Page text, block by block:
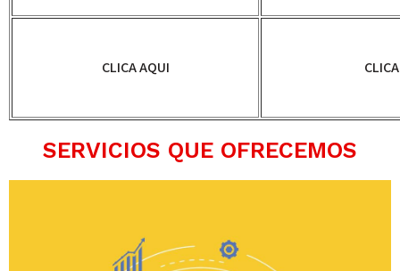
CLICA AQUI
SERVICIOS QUE OFRECEMOS